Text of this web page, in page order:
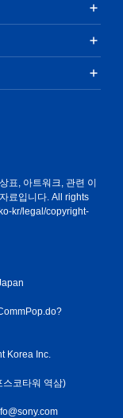
표, 아트워크, 관련 이
료입니다. All rights
kr/legal/copyright-
Korea Inc.
스코타워 역삼)